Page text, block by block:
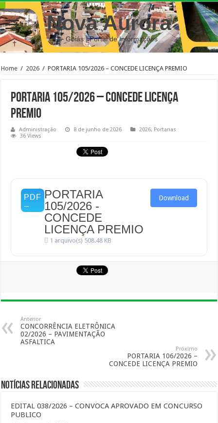
Nova Aurora
– Goiás | Portal de Informações
Home / 2026 / PORTARIA 105/2026 – CONCEDE LICENÇA PREMIO
PORTARIA 105/2026 – CONCEDE LICENÇA
PREMIO
Administração 8 de junho de 2026 2026, Portarias
36 Views
PORTARIA
105/2026 -
CONCEDE
LICENÇA PREMIO
1 arquivo(s) 508.48 KB
Download
Anterior
CONCORRÊNCIA ELETRÔNICA
02/2026 – PAVIMENTAÇÃO
ASFALTICA
Próximo
PORTARIA 106/2026 –
CONCEDE LICENÇA PREMIO
Notícias Relacionadas
EDITAL 038/2026 – CONVOCA APROVADO EM CONCURSO
PUBLICO